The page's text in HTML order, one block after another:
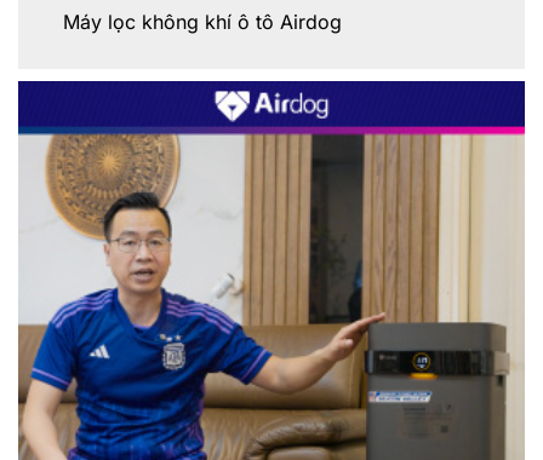
Máy lọc không khí ô tô Airdog